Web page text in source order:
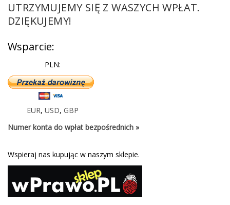
UTRZYMUJEMY SIĘ Z WASZYCH WPŁAT.
DZIĘKUJEMY!
Wsparcie:
PLN:
EUR, USD, GBP
Numer konta do wpłat bezpośrednich »
Wspieraj nas kupując w naszym sklepie.